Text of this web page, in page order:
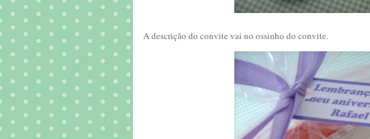
A descrição do convite vai no ossinho do convite.